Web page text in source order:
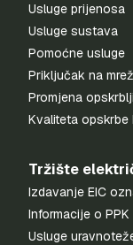
Usluge prijenosa
Usluge sustava
Pomoćne usluge
Priključak na
Promjena
Kvaliteta opskrbe
Tržište
Izdavanje EIC
Informacije o PPK
Usluge